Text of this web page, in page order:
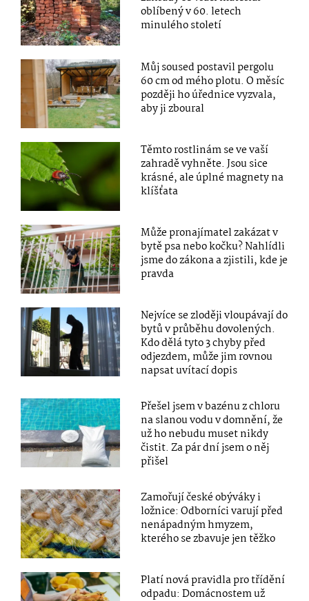
oblíbený v 60. letech
minulého století
Můj soused postavil pergolu
60 cm od mého plotu. O měsíc
později ho úřednice vyzvala,
aby ji zboural
Těmto rostlinám se ve vaší
zahradě vyhněte. Jsou sice
krásné, ale úplné magnety na
klíšťata
Může pronajímatel zakázat v
bytě psa nebo kočku? Nahlídli
jsme do zákona a zjistili, kde je
pravda
Nejvíce se zloději vloupávají do
bytů v průběhu dovolených.
Kdo dělá tyto 3 chyby před
odjezdem, může jim rovnou
napsat uvítací dopis
Přešel jsem v bazénu z chloru
na slanou vodu v domnění, že
už ho nebudu muset nikdy
čistit. Za pár dní jsem o něj
přišel
Zamořují české obýváky i
ložnice: Odborníci varují před
nenápadným hmyzem,
kterého se zbavuje jen těžko
Platí nová pravidla pro třídění
odpadu: Domácnostem už